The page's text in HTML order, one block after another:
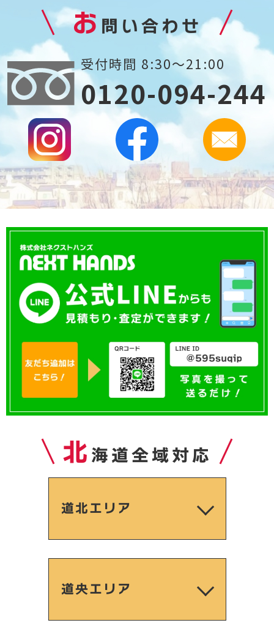
お 問い合わせ
受付時間 8:30～21:00
0120-094-244
北 海道全域対応
道北エリア
道央エリア